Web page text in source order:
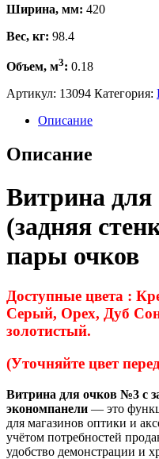
Ширина, мм: 420
Вес, кг: 98.4
Объем, м3: 0.18
Артикул: 13094 Категория:
Описание
Описание
Витрина
(задняя
пары очков
Доступные цвета :
Серый, Орех, Дуб
золотистый.
(Уточняйте цвет
Витрина для очков №3 с
экономпанели — это
для магазинов оптики и
учётом потребностей
удобство демонстрации и